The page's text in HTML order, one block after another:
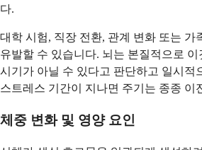
다.
대학 시험, 직장 전환, 관계 변화 또는 가
유발할 수 있습니다. 뇌는 본질적으로
시기가 아닐 수 있다고 판단하고 일시적
스트레스 기간이 지나면 주기는 종종 이
체중 변화 및 영양 요인